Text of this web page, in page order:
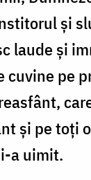
și
laude și
cuvine pe
și pe toți
a uimit.